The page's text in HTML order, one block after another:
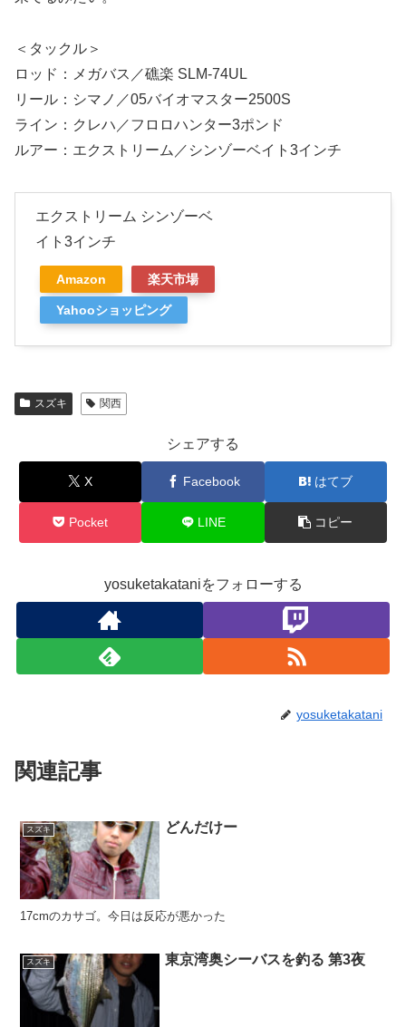
＜タックル＞
ロッド：メガバス／礁楽 SLM-74UL
リール：シマノ／05バイオマスター2500S
ライン：クレハ／フロロハンター3ポンド
ルアー：エクストリーム／シンゾーベイト3インチ
エクストリーム シンゾーベ
イト3インチ
Amazon 楽天市場
Yahooショッピング
スズキ 関西
シェアする
X Facebook はてブ
Pocket LINE コピー
yosuketakataniをフォローする
yosuketakatani
関連記事
スズキ どんだけー
17cmのカサゴ。今日は反応が悪かった
スズキ 東京湾奥シーバスを釣る 第3夜